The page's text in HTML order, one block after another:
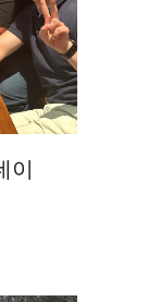
이